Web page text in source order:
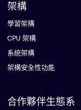
架構
學習架構
CPU 架構
系統架構
架構安全性功能
合作夥伴生態系